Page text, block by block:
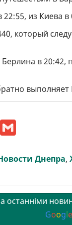
из Киева
который
в
выполняет
V
l Днепра,
останніми
Google